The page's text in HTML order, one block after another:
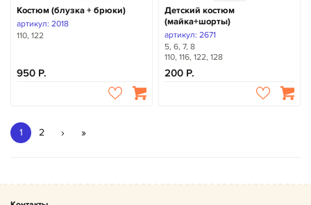
Костюм (блузка + брюки)
артикул: 2018
110, 122
950
Детский костюм
(майка+шорты)
артикул: 2671
5, 6, 7, 8
110, 116, 122, 128
200
1 2 › »